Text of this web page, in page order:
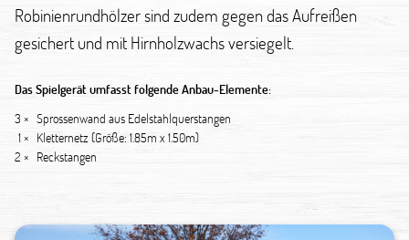
Robinienrundhölzer sind zudem gegen das Aufreißen
gesichert und mit Hirnholzwachs versiegelt.
Das Spielgerät umfasst folgende Anbau-Elemente:
3 × Sprossenwand aus Edelstahlquerstangen
1 × Kletternetz (Größe: 1.85m x 1.50m)
2 × Reckstangen